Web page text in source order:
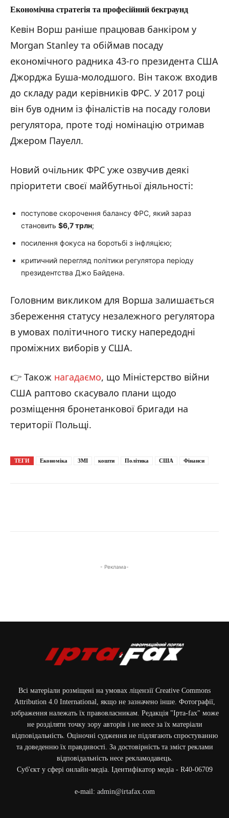
Економічна стратегія та професійний бекграунд
Кевін Ворш раніше працював банкіром у
Morgan Stanley та обіймав посаду
економічного радника 43-го президента США
Джорджа Буша-молодшого. Він також входив
до складу ради керівників ФРС. У 2017 році
він був одним із фіналістів на посаду голови
регулятора, проте тоді номінацію отримав
Джером Пауелл.
Новий очільник ФРС уже озвучив деякі
пріоритети своєї майбутньої діяльності:
поступове скорочення балансу ФРС, який зараз
становить $6,7 трлн;
посилення фокуса на боротьбі з інфляцією;
критичний перегляд політики регулятора періоду
президентства Джо Байдена.
Головним викликом для Ворша залишається
збереження статусу незалежного регулятора
в умовах політичного тиску напередодні
проміжних виборів у США.
👉 Також нагадаємо, що Міністерство війни
США раптово скасувало плани щодо
розміщення бронетанкової бригади на
території Польщі.
ТЕГИ Економіка ЗМІ кошти Політика США Фінанси
- Реклама-
Всі матеріали розміщені на умовах ліцензії Creative Commons
Attribution 4.0 International, якщо не зазначено інше. Фотографії,
зображення належать їх правовласникам. Редакція "Ірта-fax" може
не розділяти точку зору авторів і не несе за їх матеріали
відповідальність. Оціночні судження не підлягають спростуванню
та доведенню їх правдивості. За достовірність та зміст реклами
відповідальність несе рекламодавець.
Cуб'єкт у сфері онлайн-медіа. Ідентифікатор медіа - R40-06709
e-mail: admin@irtafax.com